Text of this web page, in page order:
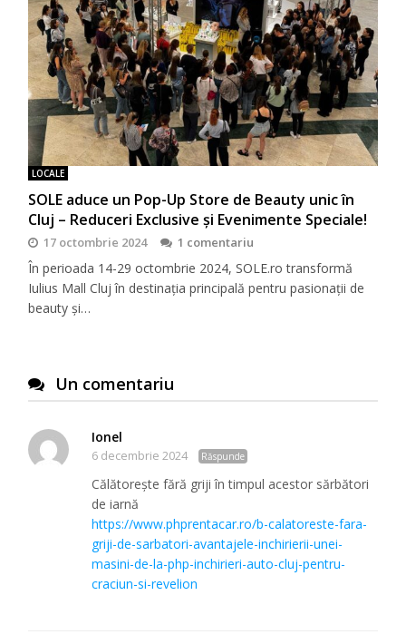
LOCALE
SOLE aduce un Pop-Up Store de Beauty unic în
Cluj – Reduceri Exclusive și Evenimente Speciale!
17 octombrie 2024 1 comentariu
În perioada 14-29 octombrie 2024, SOLE.ro transformă
Iulius Mall Cluj în destinația principală pentru pasionații de
beauty și…
Un comentariu
Ionel
6 decembrie 2024 Răspunde
Călătorește fără griji în timpul acestor sărbători
de iarnă
https://www.phprentacar.ro/b-calatoreste-fara-
griji-de-sarbatori-avantajele-inchirierii-unei-
masini-de-la-php-inchirieri-auto-cluj-pentru-
craciun-si-revelion